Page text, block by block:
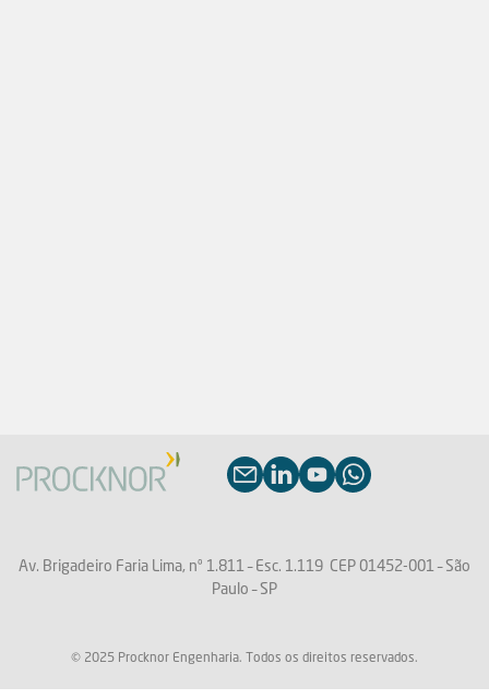
Av. Brigadeiro Faria Lima, nº 1.811 –Esc. 1.119 CEP 01452-001 – São
Paulo – SP
© 2025 Procknor Engenharia. Todos os direitos reservados.